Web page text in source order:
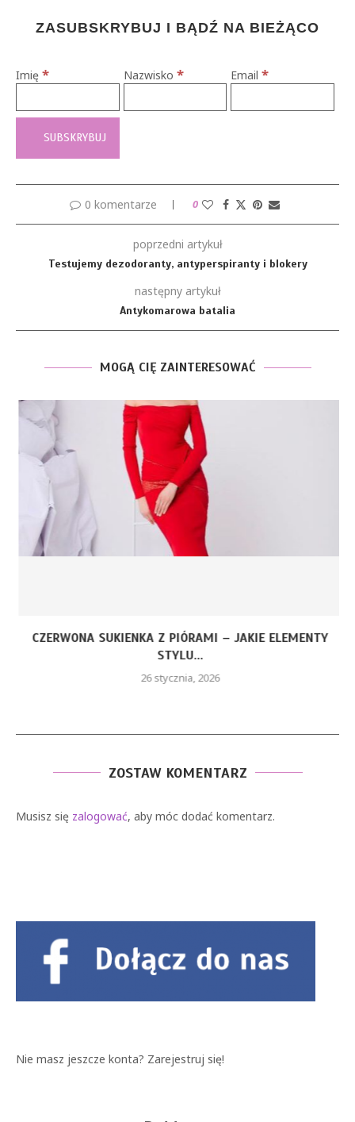
ZASUBSKRYBUJ I BĄDŹ NA BIEŻĄCO
Imię * Nazwisko * Email*
0 komentarze 0
poprzedni artykuł
Testujemy dezodoranty, antyperspiranty i blokery
następny artykuł
Antykomarowa batalia
MOGĄ CIĘ ZAINTERESOWAĆ
CZERWONA SUKIENKA Z PIÓRAMI – JAKIE ELEMENTY
STYLU...
26 stycznia, 2026
ZOSTAW KOMENTARZ
Musisz się zalogować, aby móc dodać komentarz.
Nie masz jeszcze konta? Zarejestruj się!